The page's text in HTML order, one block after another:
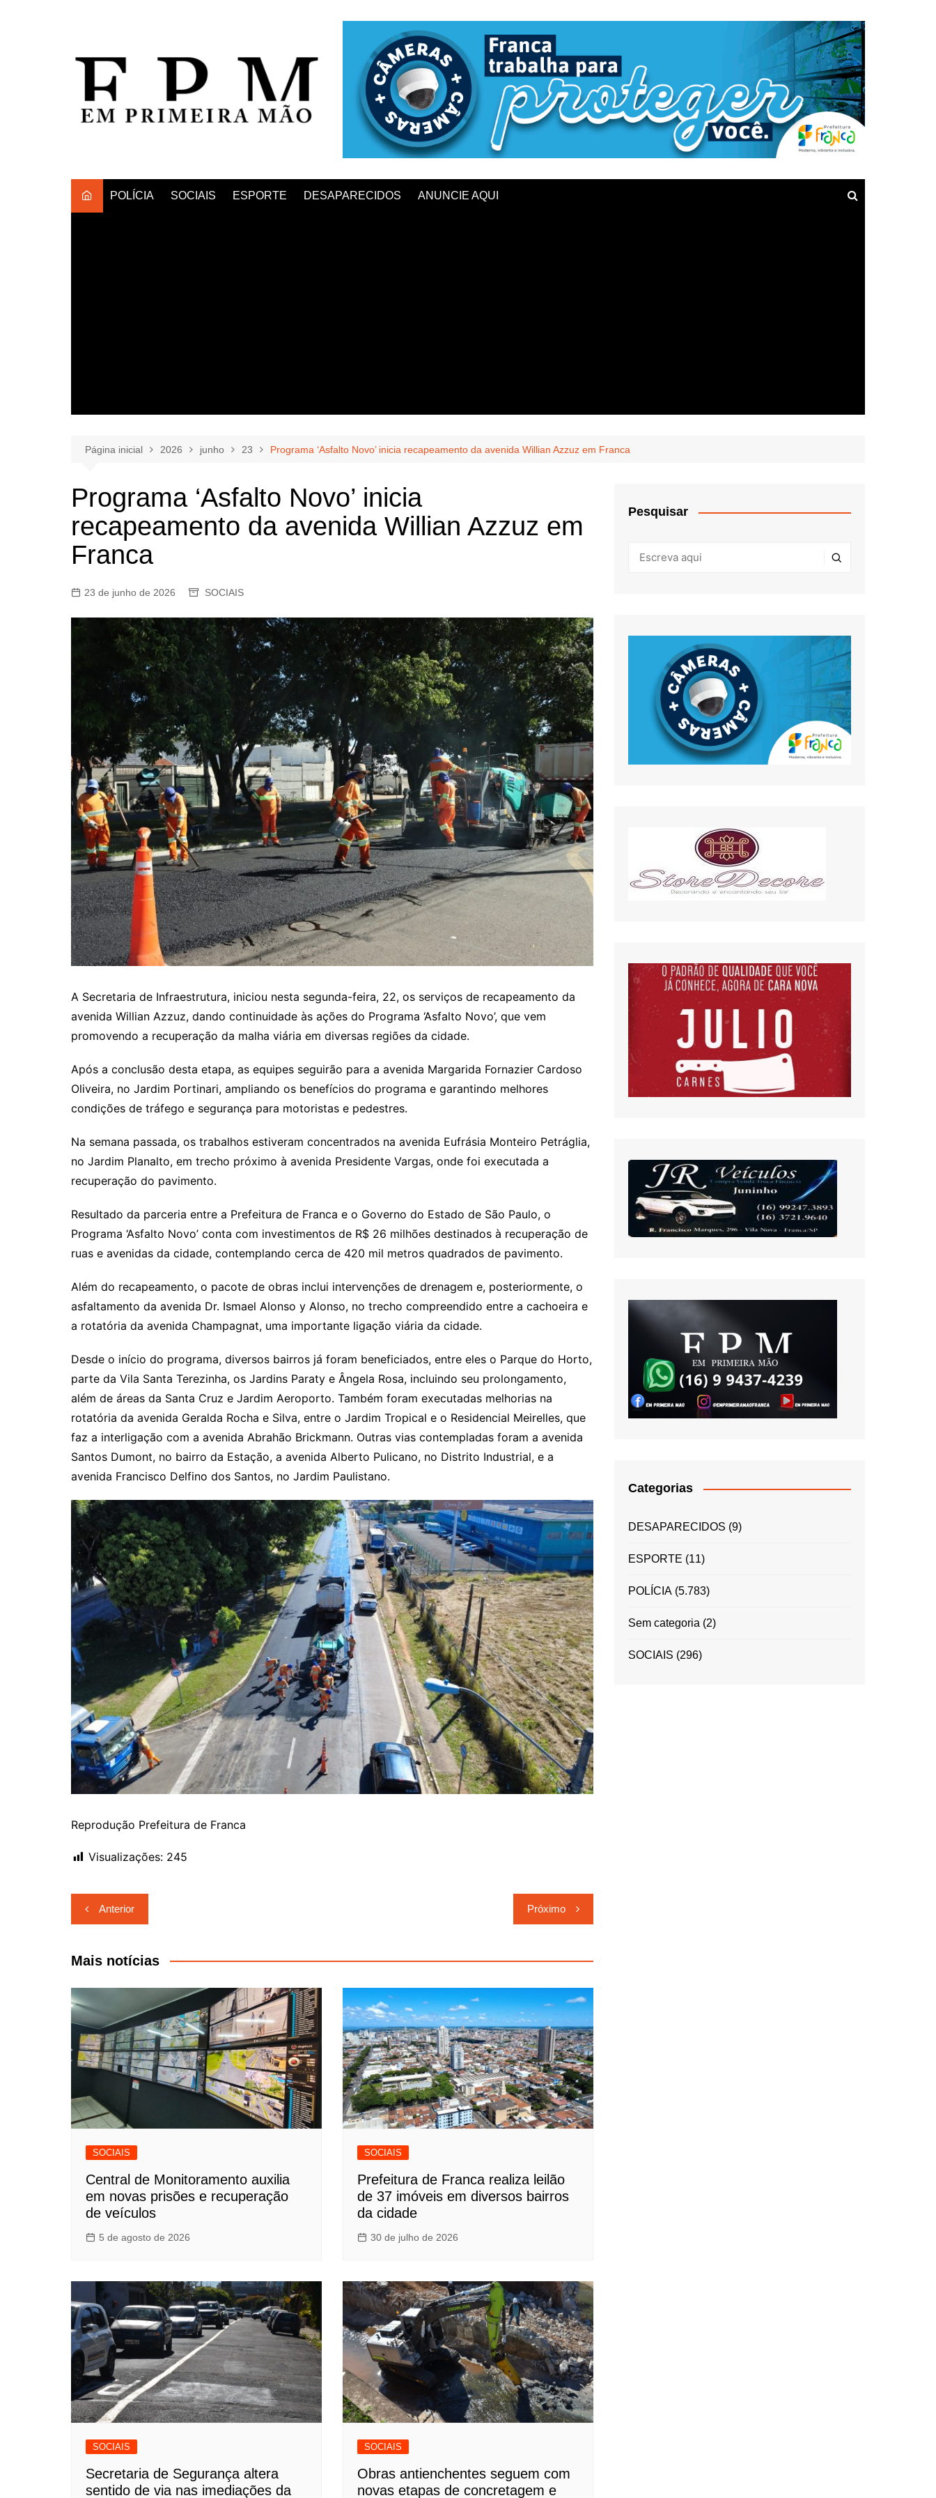
POLÍCIA SOCIAIS ESPORTE DESAPARECIDOS ANUNCIE AQUI
Página inicial 2026 junho 23 Programa ‘Asfalto Novo’ inicia recapeamento da avenida Willian Azzuz em Franca
Programa ‘Asfalto Novo’ inicia
recapeamento da avenida Willian Azzuz em
Franca
23 de junho de 2026 SOCIAIS
A Secretaria de Infraestrutura, iniciou nesta segunda-feira, 22, os serviços de recapeamento da
avenida Willian Azzuz, dando continuidade às ações do Programa ‘Asfalto Novo’, que vem
promovendo a recuperação da malha viária em diversas regiões da cidade.
Após a conclusão desta etapa, as equipes seguirão para a avenida Margarida Fornazier Cardoso
Oliveira, no Jardim Portinari, ampliando os benefícios do programa e garantindo melhores
condições de tráfego e segurança para motoristas e pedestres.
Na semana passada, os trabalhos estiveram concentrados na avenida Eufrásia Monteiro Petráglia,
no Jardim Planalto, em trecho próximo à avenida Presidente Vargas, onde foi executada a
recuperação do pavimento.
Resultado da parceria entre a Prefeitura de Franca e o Governo do Estado de São Paulo, o
Programa ‘Asfalto Novo’ conta com investimentos de R$ 26 milhões destinados à recuperação de
ruas e avenidas da cidade, contemplando cerca de 420 mil metros quadrados de pavimento.
Além do recapeamento, o pacote de obras inclui intervenções de drenagem e, posteriormente, o
asfaltamento da avenida Dr. Ismael Alonso y Alonso, no trecho compreendido entre a cachoeira e
a rotatória da avenida Champagnat, uma importante ligação viária da cidade.
Desde o início do programa, diversos bairros já foram beneficiados, entre eles o Parque do Horto,
parte da Vila Santa Terezinha, os Jardins Paraty e Ângela Rosa, incluindo seu prolongamento,
além de áreas da Santa Cruz e Jardim Aeroporto. Também foram executadas melhorias na
rotatória da avenida Geralda Rocha e Silva, entre o Jardim Tropical e o Residencial Meirelles, que
faz a interligação com a avenida Abrahão Brickmann. Outras vias contempladas foram a avenida
Santos Dumont, no bairro da Estação, a avenida Alberto Pulicano, no Distrito Industrial, e a
avenida Francisco Delfino dos Santos, no Jardim Paulistano.
Reprodução Prefeitura de Franca
Visualizações: 245
Navegação
de
Post
Anterior Próximo
Mais notícias
SOCIAIS
Central de Monitoramento auxilia
em novas prisões e recuperação
de veículos
5 de agosto de 2026
SOCIAIS
Prefeitura de Franca realiza leilão
de 37 imóveis em diversos bairros
da cidade
30 de julho de 2026
SOCIAIS
Secretaria de Segurança altera
sentido de via nas imediações da
SOCIAIS
Obras antienchentes seguem com
novas etapas de concretagem e
Pesquisar
Categorias
DESAPARECIDOS (9)
ESPORTE (11)
POLÍCIA (5.783)
Sem categoria (2)
SOCIAIS (296)